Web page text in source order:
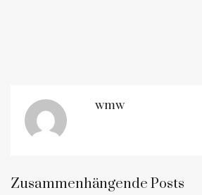
wmw
Zusammenhängende Posts